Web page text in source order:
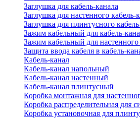
Заглушка для кабель-канала
Заглушка для настенного кабель-
Заглушка для плинтусного
Зажим кабельный для кабель-
Зажим кабельный для настенного
Защита ввода кабеля в кабель-
Кабель-канал
Кабель-канал напольный
Кабель-канал настенный
Кабель-канал плинтусный
Коробка монтажная для
Коробка распределительная для
Коробка установочная для